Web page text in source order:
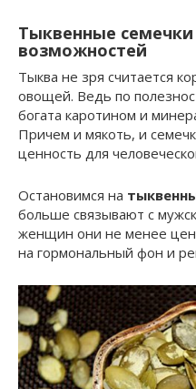
Тыквенные
возможностей
Тыква не зря считается
овощей. Ведь по
богата каротином и
Причем и мякоть, и
ценность для
Остановимся на
больше связывают с
женщин они не менее
на гормональный фон и